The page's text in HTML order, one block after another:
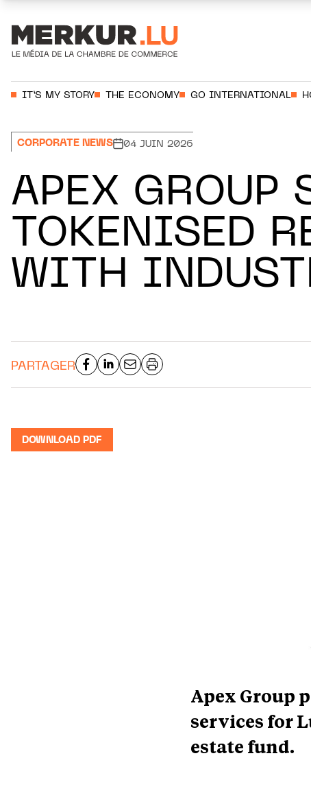
IT’S MY STORY THE ECONOMY GO INTERNATIONAL
CORPORATE NEWS 04 JUIN 2026
APEX GROUP
TOKENISED
WITH
PARTAGER
DOWNLOAD PDF
Apex Group
services for
estate fund.